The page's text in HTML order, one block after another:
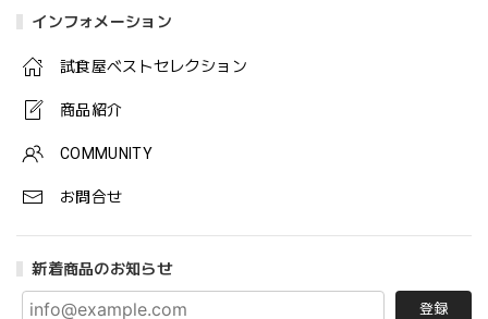
インフォメーション
試食屋ベストセレクション
商品紹介
COMMUNITY
お問合せ
新着商品のお知らせ
登録